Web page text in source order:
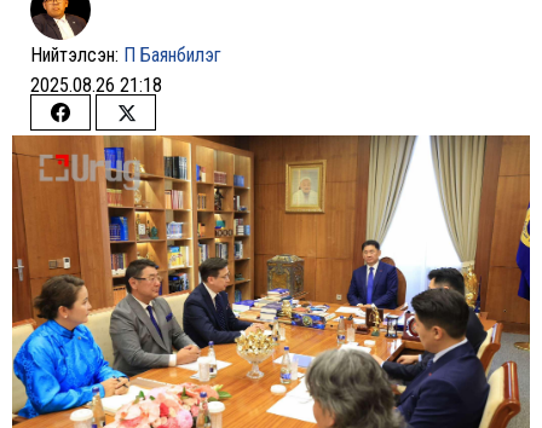
Нийтэлсэн: П Баянбилэг
2025.08.26 21:18
Share
on
Facebook
Share
on
Twitter